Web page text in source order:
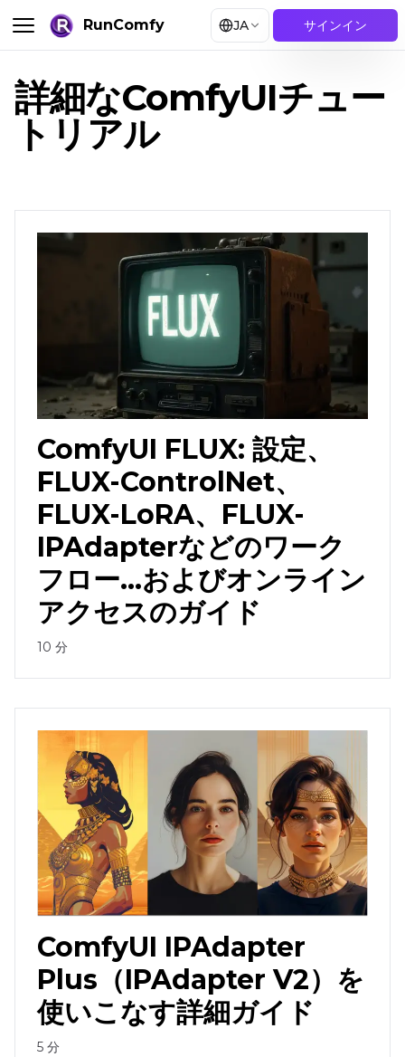
RunComfy JA サインイン
詳細なComfyUIチュー
トリアル
ComfyUI FLUX: 設定、
FLUX-ControlNet、
FLUX-LoRA、FLUX-
IPAdapterなどのワーク
フロー...およびオンライン
アクセスのガイド
10 分
ComfyUI IPAdapter
Plus（IPAdapter V2）を
使いこなす詳細ガイド
5 分